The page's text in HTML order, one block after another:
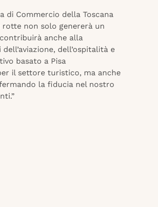
di Commercio della Toscana
rotte non solo genererà un
anche alla
dell’ospitalità e
basato a Pisa
il settore turistico, ma anche
la fiducia nel nostro